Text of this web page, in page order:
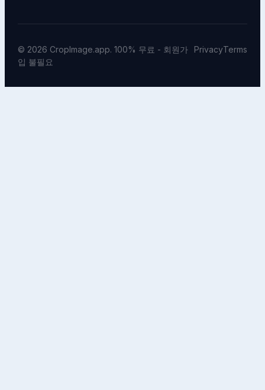
© 2026 CropImage.app. 100% 무료 - 회원가
입 불필요
PrivacyTerms